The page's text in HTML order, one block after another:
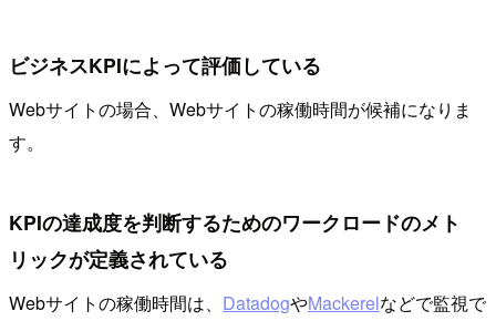
ビジネスKPIによって評価している
Webサイトの場合、Webサイトの稼働時間が候補になりま
す。
KPIの達成度を判断するためのワークロードのメト
リックが定義されている
Webサイトの稼働時間は、 DatadogやMackerelなどで監視で